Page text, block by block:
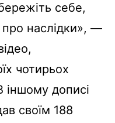
себе,
про наслідки», —
чотирьох
іншому дописі
своїм 188